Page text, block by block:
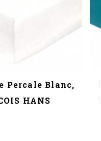
Percale Blanc,
HANS